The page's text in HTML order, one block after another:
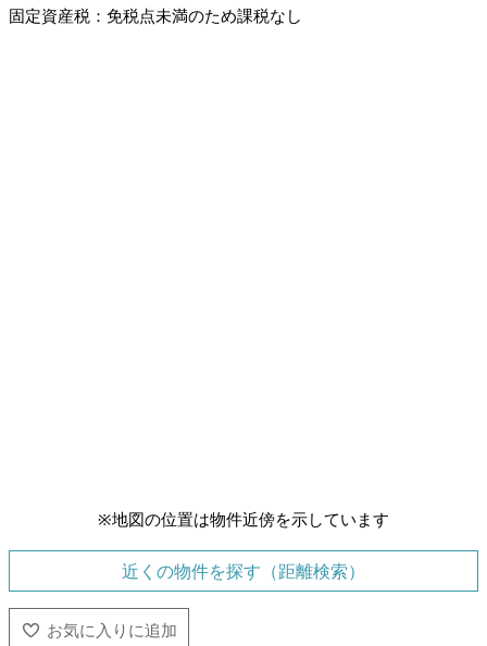
固定資産税：免税点未満のため課税なし
※地図の位置は物件近傍を示しています
近くの物件を探す（距離検索）